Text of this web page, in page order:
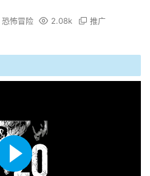
恐怖冒险 2.08k 推广